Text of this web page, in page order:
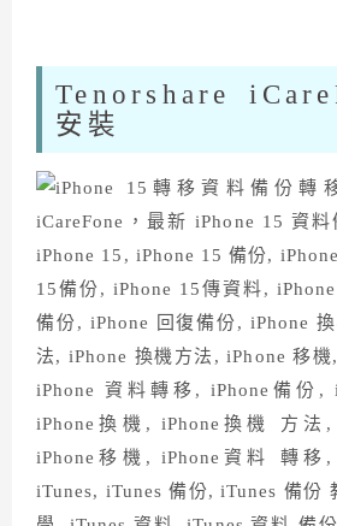
Tenorshare
安裝